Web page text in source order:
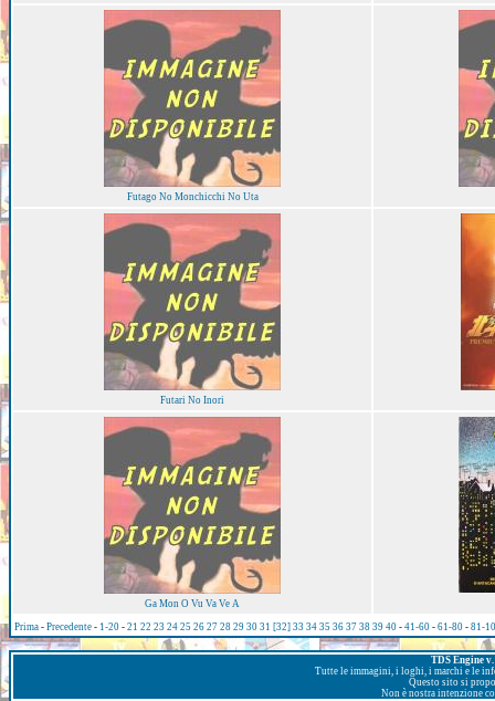
Futago No Monchicchi No Uta
Futari No Inori
Ga Mon O Vu Va Ve A
Prima - Precedente - 1-20 - 21 22 23 24 25 26 27 28 29 30 31 [32] 33 34 35 36 37 38 39 40 - 41-60 - 61-80 - 81-
TDS Engine
Tutte le immagini, i loghi, i marchi e le
Questo sito si
Non è nostra intenzione